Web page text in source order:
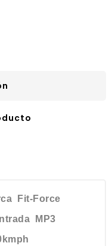
Fit-Force
MP3